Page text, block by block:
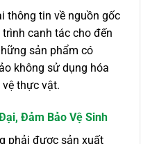
thông tin về nguồn gốc
canh tác cho đến
sản phẩm có
không sử dụng hóa
thực vật.
Đảm Bảo Vệ Sinh
phải được sản xuất